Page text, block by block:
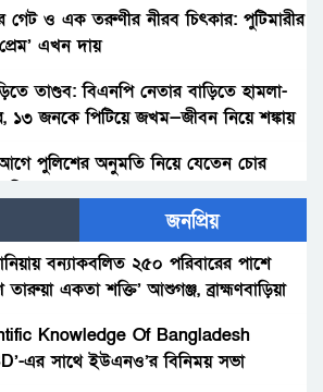
গেট ও এক তরুণীর নীরব চিৎকার: পুটিমারীর
এখন দায়
তাণ্ডব: বিএনপি নেতার বাড়িতে হামলা-
১৩ জনকে পিটিয়ে জখম—জীবন নিয়ে শঙ্কায়
পুলিশের অনুমতি নিয়ে যেতেন চোর
থানায় ঢুকে ওসিসহ পুলিশ সদস্যদের
যুব জামায়াত নেতাকর্মীর বিরুদ্ধে মামলা :
১জন।
জনপ্রিয়
বন্যাকবলিত ২৫০ পরিবারের পাশে
তারুয়া একতা শক্তি’ আশুগঞ্জ, ব্রাহ্মণবাড়িয়া
Knowledge Of Bangladesh
এর সাথে ইউএনও’র বিনিময় সভা